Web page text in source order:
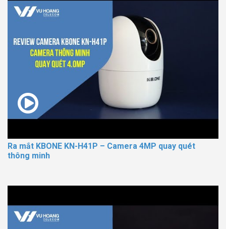
Ra mắt KBONE KN-H41P – Camera 4MP quay quét
thông minh